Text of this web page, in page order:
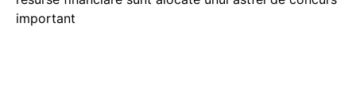
important